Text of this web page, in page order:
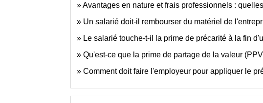
Avantages en nature et frais professionnels :
Un salarié doit-il rembourser du matériel de
Le salarié touche-t-il la prime de précarité à la fin
Qu'est-ce que la prime de partage de la valeur
Comment doit faire l'employeur pour appliquer le